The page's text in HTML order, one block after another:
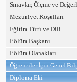
Sınavlar, Ölçme ve
Mezuniyet Koşulları
Eğitim Türü ve Dili
Bölüm Başkanı
Bölüm Olanakları
Öğrenciler İçin Genel
Diploma Eki